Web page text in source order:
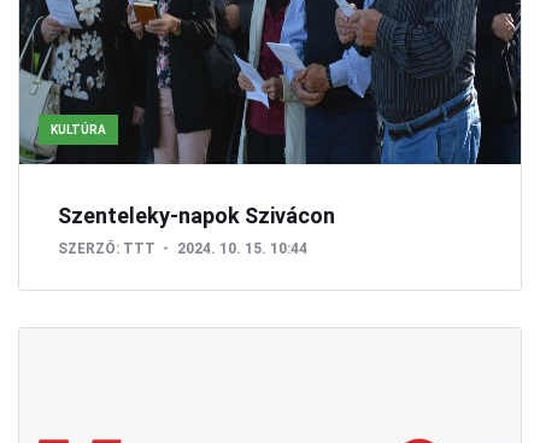
KULTÚRA
Szenteleky-napok Szivácon
SZERZŐ: TTT 2024. 10. 15. 10:44